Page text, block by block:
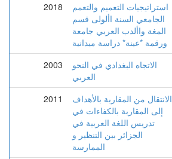
2018
استراتيجيات التعميم والتعمم
الجامعي السنة األولى قسم
المغة واألدب العربي جامعة
ورقمة *عينة* دراسة ميدانية
2003
الاتجاه البغدادي في النحو
العربي
2011
الانتقال من المقاربة بالأهداف
إلى المقاربة بالكفاءات في
تدريس اللغة العربية في
الجزائر بين التنظير و
الممارسة